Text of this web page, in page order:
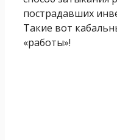
пострадавших
Такие вот
«работы»!